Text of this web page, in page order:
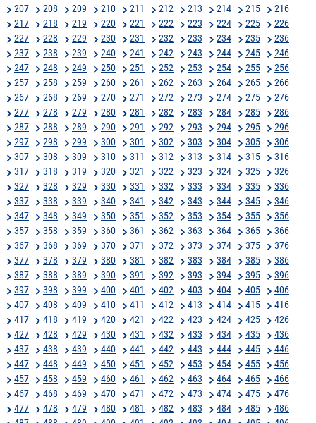
207
208 209 210 211 212 213 214 215
216
217
218 219 220 221 222 223 224 225
226
227
228 229 230 231 232 233 234 235
236
237
238 239 240 241 242 243 244 245
246
247
248 249 250 251 252 253 254 255
256
257
258 259 260 261 262 263 264 265
266
267
268 269 270 271 272 273 274 275
276
277
278 279 280 281 282 283 284 285
286
287
288 289 290 291 292 293 294 295
296
297
298 299 300 301 302 303 304 305
306
307
308 309 310 311 312 313 314 315
316
317
318 319 320 321 322 323 324 325
326
327
328 329 330 331 332 333 334 335
336
337
338 339 340 341 342 343 344 345
346
347
348 349 350 351 352 353 354 355
356
357
358 359 360 361 362 363 364 365
366
367
368 369 370 371 372 373 374 375
376
377
378 379 380 381 382 383 384 385
386
387
388 389 390 391 392 393 394 395
396
397
398 399 400 401 402 403 404 405
406
407
408 409 410 411 412 413 414 415
416
417
418 419 420 421 422 423 424 425
426
427
428 429 430 431 432 433 434 435
436
437
438 439 440 441 442 443 444 445
446
447
448 449 450 451 452 453 454 455
456
457
458 459 460 461 462 463 464 465
466
467
468 469 470 471 472 473 474 475
476
477
478 479 480 481 482 483 484 485
486